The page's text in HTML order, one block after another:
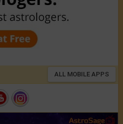
ALL MOBILE APPS